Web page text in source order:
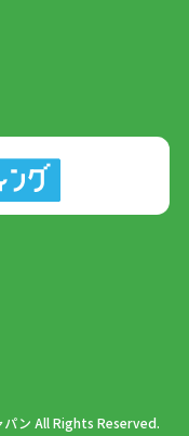
ン All Rights Reserved.